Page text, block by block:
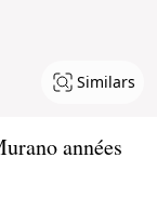
Similars
années